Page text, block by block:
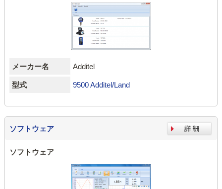
メーカー名 Additel
型式 9500 Additel/Land
ソフトウェア
ソフトウェア